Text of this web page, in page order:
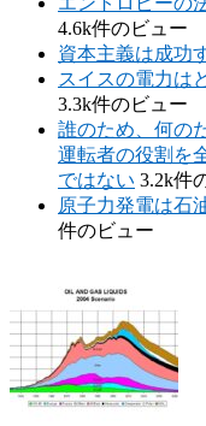
4.6k件のビュー
資本主義は成功
スイスの電力は
3.3k件のビュー
誰のため、何の
運転者の役割を
ではない 3.2k件
原子力発電は石
件のビュー